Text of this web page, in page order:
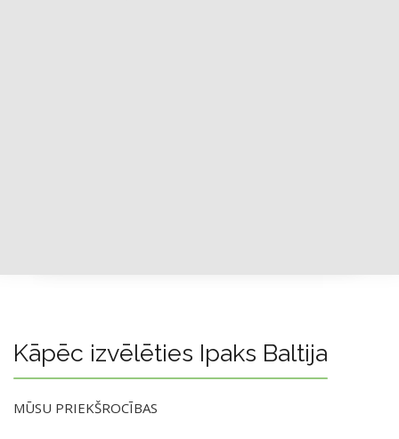
Kāpēc izvēlēties Ipaks Baltija
MŪSU PRIEKŠROCĪBAS